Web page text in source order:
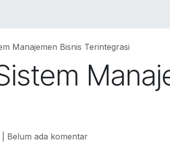
Manajemen Bisnis Terintegrasi
| Belum ada komentar